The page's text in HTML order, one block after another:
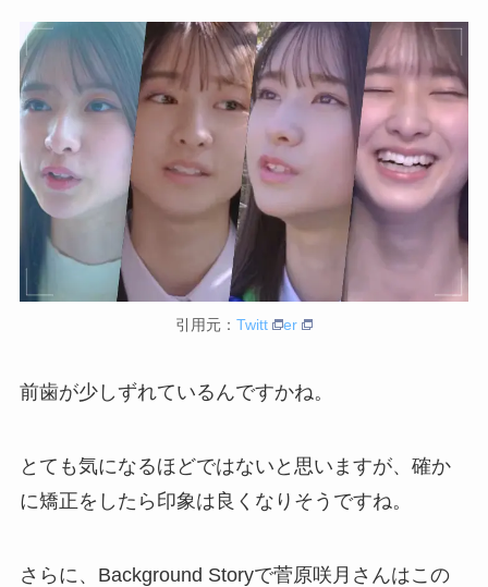
引用元： Twitt er
前歯が少しずれているんですかね。
とても気になるほどではないと思いますが、確か
に矯正をしたら印象は良くなりそうですね。
さらに、Background Storyで菅原咲月さんはこの